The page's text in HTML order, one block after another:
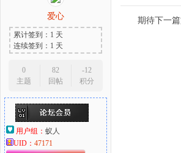
爱心
累计签到：1 天
连续签到：1 天
0
主题
82
回帖
-12
积分
用户组： 蚁人
UID： 47171
期待下一